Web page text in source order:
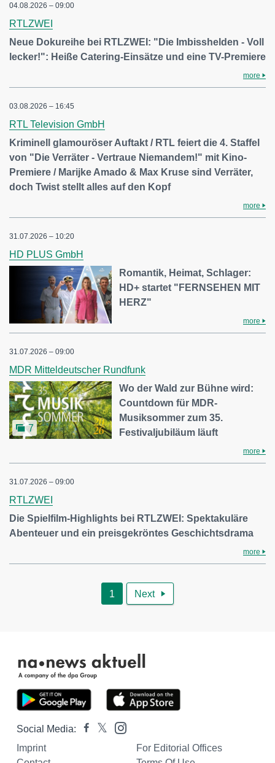
04.08.2026 – 09:00
RTLZWEI
Neue Dokureihe bei RTLZWEI: "Die Imbisshelden - Voll
lecker!": Heiße Catering-Einsätze und eine TV-Premiere
more
03.08.2026 – 16:45
RTL Television GmbH
Kriminell glamouröser Auftakt / RTL feiert die 4. Staffel
von "Die Verräter - Vertraue Niemandem!" mit Kino-
Premiere / Marijke Amado & Max Kruse sind Verräter,
doch Twist stellt alles auf den Kopf
more
31.07.2026 – 10:20
HD PLUS GmbH
Romantik, Heimat, Schlager:
HD+ startet "FERNSEHEN MIT
HERZ"
more
31.07.2026 – 09:00
MDR Mitteldeutscher Rundfunk
7
Wo der Wald zur Bühne wird:
Countdown für MDR-
Musiksommer zum 35.
Festivaljubiläum läuft
more
31.07.2026 – 09:00
RTLZWEI
Die Spielfilm-Highlights bei RTLZWEI: Spektakuläre
Abenteuer und ein preisgekröntes Geschichtsdrama
more
1 Next 
Social Media:
Imprint
For Editorial Offices